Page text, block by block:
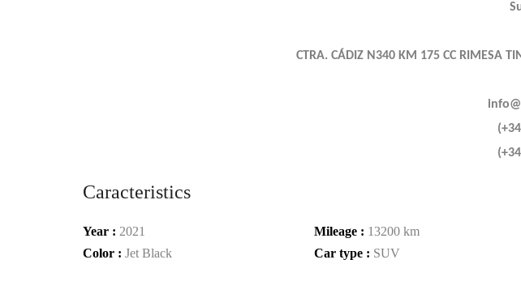
CTRA. CÁDIZ N340 KM 175 CC RIMESA
Caracteristics
Year : 2021 Mileage : 13200 km
Color : Jet Black Car type : SUV